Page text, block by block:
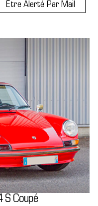
Être Alerté Par Mail
S Coupé